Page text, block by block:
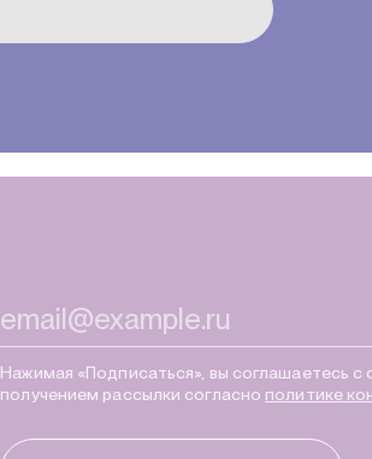
Нажимая «Подписаться», вы соглашаетесь
получением рассылки согласно политике